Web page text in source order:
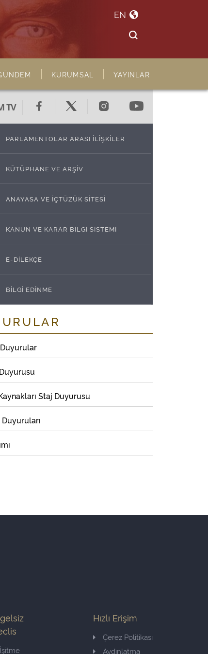
EN
KURUMSAL YAYINLAR
TV
PARLAMENTOLAR ARASI İLİŞKİLER
KÜTÜPHANE VE ARŞİV
ANAYASA VE İÇTÜZÜK SİTESİ
KANUN VE KARAR BİLGİ SİSTEMİ
E-DİLEKÇE
BİLGİ EDİNME
Staj Duyurusu
Duyuruları
İşitme
Hızlı Erişim
Çerez Politikası
Aydınlatma